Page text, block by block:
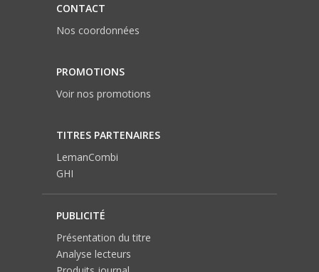
CONTACT
Nos coordonnées
PROMOTIONS
Voir nos promotions
TITRES PARTENAIRES
LemanCombi
GHI
PUBLICITÉ
Présentation du titre
Analyse lecteurs